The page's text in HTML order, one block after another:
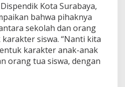
Kota Surabaya,
bahwa pihaknya
sekolah dan orang
siswa. “Nanti kita
karakter anak-anak
orang tua siswa, dengan